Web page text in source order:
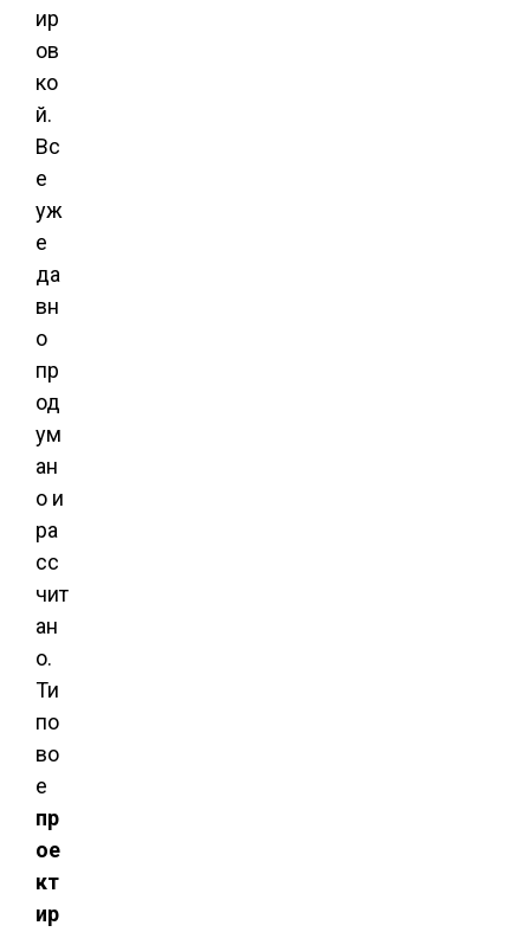
ир
ов
ко
й.
Вс
е
уж
е
да
вн
о
пр
од
ум
ан
о и
ра
сс
чит
ан
о.
Ти
по
во
е
пр
ое
кт
ир